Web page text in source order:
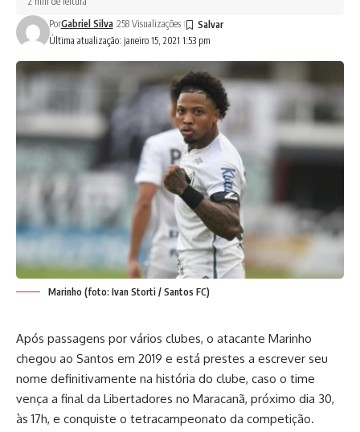
Última atualização: janeiro 15, 2021 1:53 pm
PorGabriel Silva 258 Visualizações
Marinho (foto: Ivan Storti / Santos FC)
Após passagens por vários clubes, o atacante Marinho
chegou ao Santos em 2019 e está prestes a escrever seu
nome definitivamente na história do clube, caso o time
vença a final da Libertadores no Maracanã, próximo dia 30,
às 17h, e conquiste o tetracampeonato da competição.